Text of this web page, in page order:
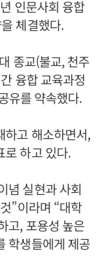
인문사회 융합
체결했다.
종교(불교, 천주
융합 교육과정
유를 약속했다.
하고 해소하면서,
로 하고 있다.
념 실현과 사회
”이라며 “대학
고, 포용성 높은
학생들에게 제공